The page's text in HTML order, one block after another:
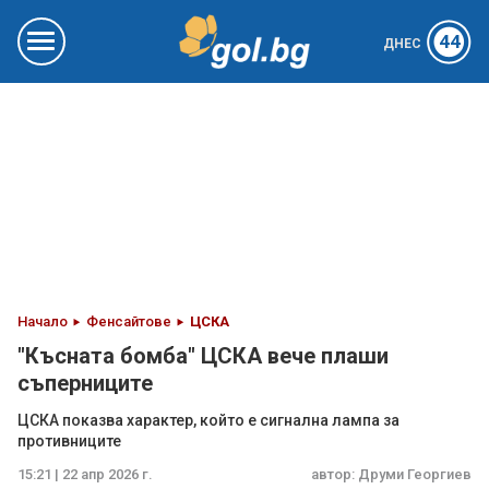
ДНЕС 44
Начало Фенсайтове ЦСКА
"Късната бомба" ЦСКА вече плаши
съперниците
ЦСКА показва характер, който е сигнална лампа за
противниците
15:21 | 22 апр 2026 г. автор: Друми Георгиев